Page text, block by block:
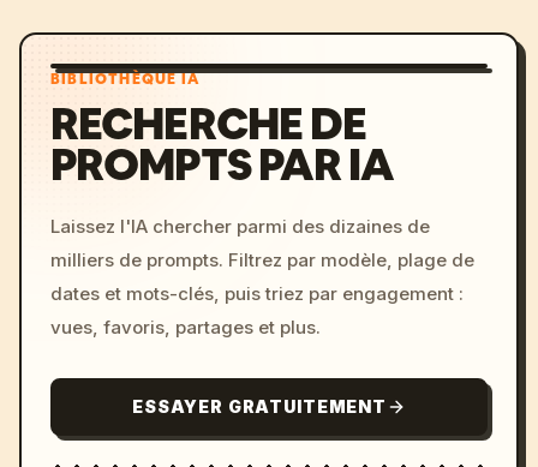
BIBLIOTHÈQUE IA
RECHERCHE DE
PROMPTS PAR IA
Laissez l'IA chercher parmi des dizaines de
milliers de prompts. Filtrez par modèle, plage de
dates et mots-clés, puis triez par engagement :
vues, favoris, partages et plus.
ESSAYER GRATUITEMENT